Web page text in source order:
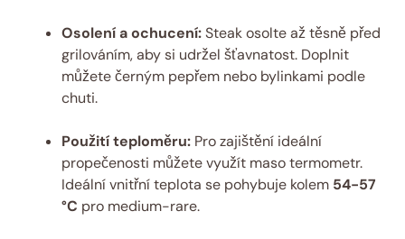
Osolení a ochucení:Steak osolte až těsně před
grilováním, aby si udržel šťavnatost. Doplnit
můžete černým pepřem nebo bylinkami podle
chuti.
Použití teploměru: Pro zajištění ideální
propečenosti můžete využít maso termometr.
Ideální vnitřní teplota se pohybuje kolem 54-57
°C pro medium-rare.